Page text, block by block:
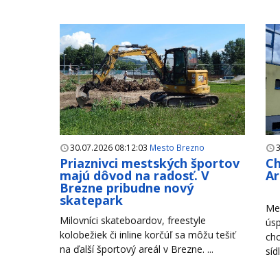
30.07.2026 08:12:03 Mesto Brezno
Priaznivci mestských športov
majú dôvod na radosť. V
Brezne pribudne nový
skatepark
Milovníci skateboardov, freestyle
kolobežiek či inline korčúľ sa môžu tešiť
na ďalší športový areál v Brezne. ...